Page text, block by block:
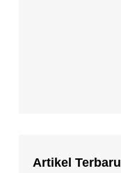
Artikel Terbaru